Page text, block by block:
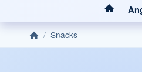
/ Snacks